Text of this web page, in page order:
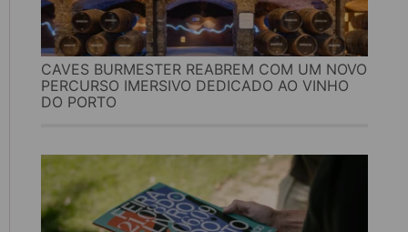
CAVES BURMESTER REABREM COM UM NOVO
PERCURSO IMERSIVO DEDICADO AO VINHO
DO PORTO